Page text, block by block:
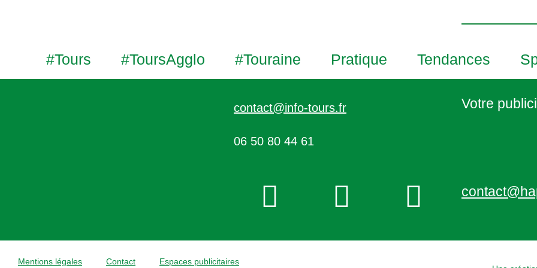
V
e
#Tours #ToursAgglo #Touraine Pratique Tendances
contact@info-tours.fr
06 50 80 44 61
Votre
Mentions légales Contact Espaces publicitaires